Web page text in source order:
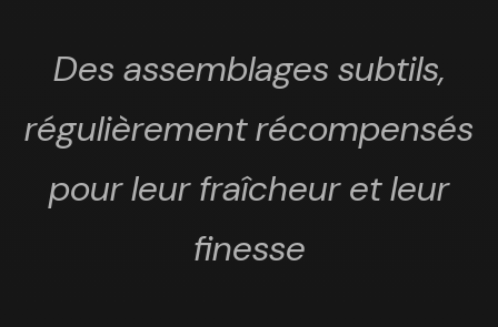
Des assemblages subtils,
régulièrement récompensés
pour leur fraîcheur et leur
finesse